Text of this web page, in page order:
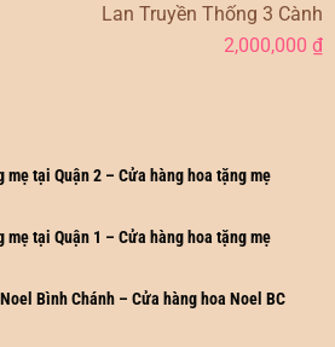
Lan Truyền Thống 3 Cành
2,000,000₫
tại Quận 2 – Cửa hàng hoa tặng mẹ
tại Quận 1 – Cửa hàng hoa tặng mẹ
Bình Chánh – Cửa hàng hoa Noel BC